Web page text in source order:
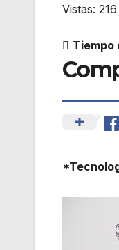
Vistas: 216
Tiempo